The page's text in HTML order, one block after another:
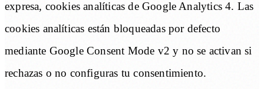
expresa, cookies analíticas de Google Analytics 4. Las
cookies analíticas están bloqueadas por defecto
mediante Google Consent Mode v2 y no se activan si
rechazas o no configuras tu consentimiento.